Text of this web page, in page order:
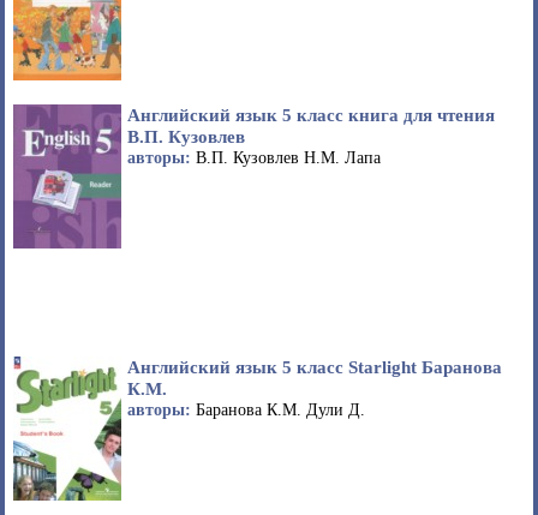
Английский язык 5 класс книга для чтения
В.П. Кузовлев
авторы: В.П. Кузовлев Н.М. Лапа
Английский язык 5 класс Starlight Баранова
К.М.
авторы: Баранова К.М. Дули Д.